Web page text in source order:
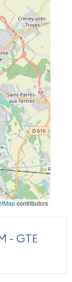
contributors
- GTE